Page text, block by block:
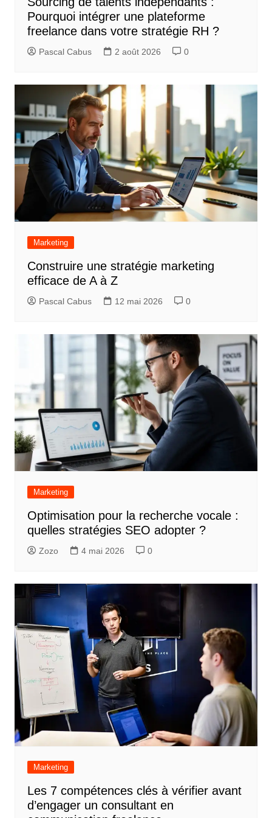
t
c
l
e
Pourquoi intégrer une plateforme
freelance dans votre stratégie RH ?
Pascal Cabus 2 août 2026 0
Marketing
Construire une stratégie marketing
efficace de A à Z
Pascal Cabus 12 mai 2026 0
Marketing
Optimisation pour la recherche vocale :
quelles stratégies SEO adopter ?
Zozo 4 mai 2026 0
Marketing
Les 7 compétences clés à vérifier avant
d’engager un consultant en